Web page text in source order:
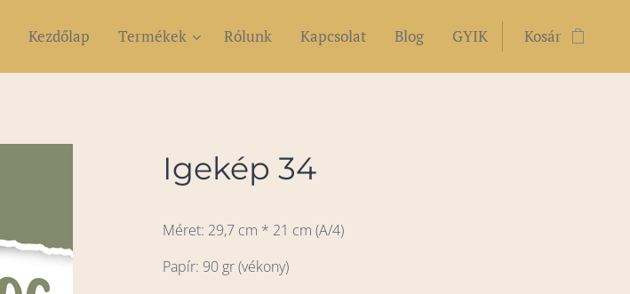
Kezdőlap Termékek Rólunk Kapcsolat Blog GYIK Kosár
Igekép 34
Méret: 29,7 cm * 21 cm (A/4)
Papír: 90 gr (vékony)